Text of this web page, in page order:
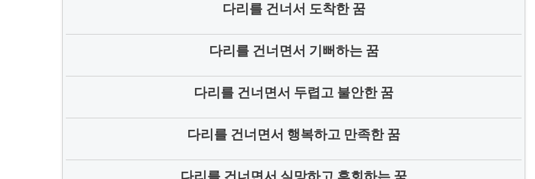
다리를 건너서 도착한 꿈
다리를 건너면서 기뻐하는 꿈
다리를 건너면서 두렵고 불안한 꿈
다리를 건너면서 행복하고 만족한 꿈